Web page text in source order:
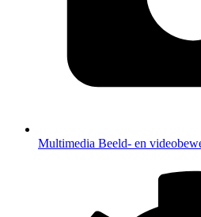
Multimedia Beeld- en